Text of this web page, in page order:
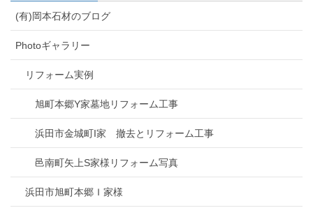
(有)岡本石材のブログ
Photoギャラリー
リフォーム実例
旭町本郷Y家墓地リフォーム工事
浜田市金城町I家 撤去とリフォーム工事
邑南町矢上S家様リフォーム写真
浜田市旭町本郷Ｉ家様